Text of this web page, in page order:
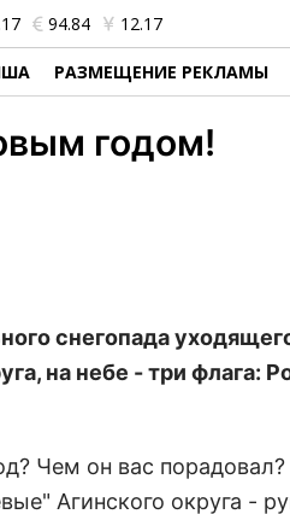
94.84 12.17
РАЗМЕЩЕНИЕ РЕКЛАМЫ
годом!
снегопада
на небе - три флага:
Чем он вас
Агинского округа -